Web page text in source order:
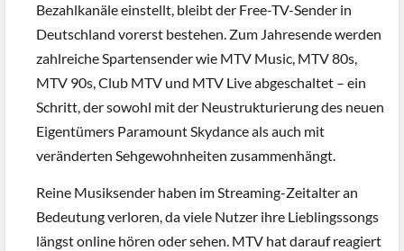
Bezahlkanäle einstellt, bleibt der Free-TV-Sender in
Deutschland vorerst bestehen. Zum Jahresende werden
zahlreiche Spartensender wie MTV Music, MTV 80s,
MTV 90s, Club MTV und MTV Live abgeschaltet – ein
Schritt, der sowohl mit der Neustrukturierung des neuen
Eigentümers Paramount Skydance als auch mit
veränderten Sehgewohnheiten zusammenhängt.
Reine Musiksender haben im Streaming-Zeitalter an
Bedeutung verloren, da viele Nutzer ihre Lieblingssongs
längst online hören oder sehen. MTV hat darauf reagiert